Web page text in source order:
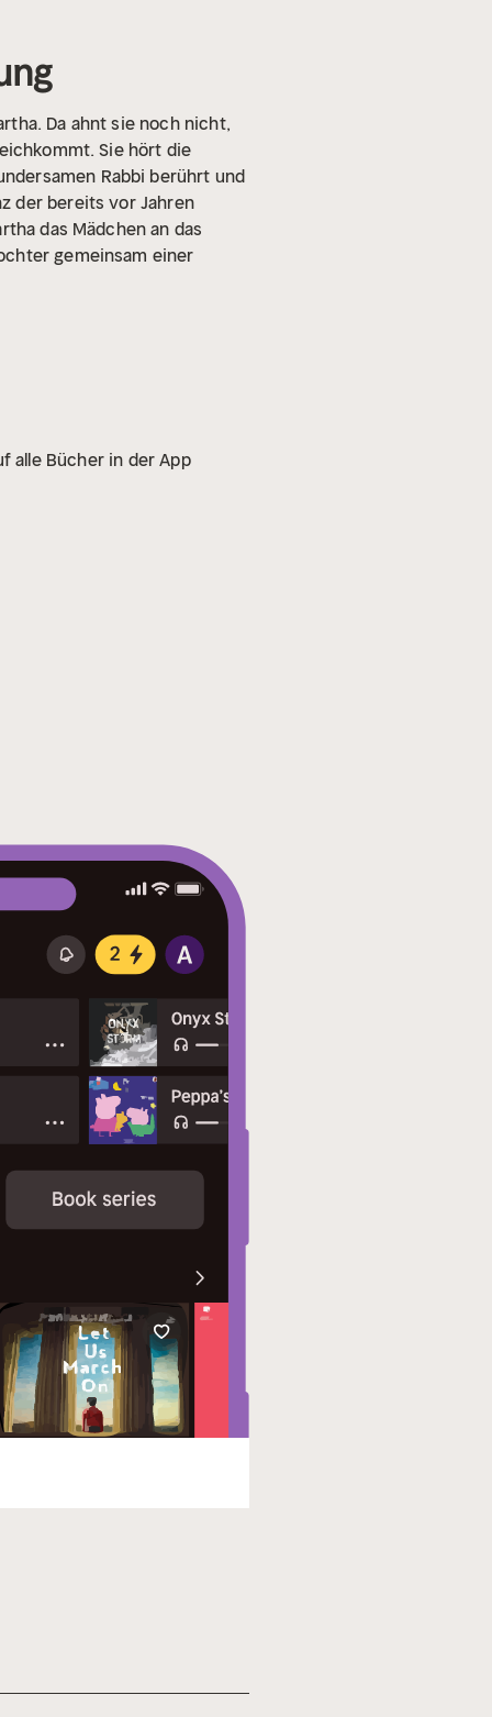
Da ahnt sie noch nicht,
Sie hört die
Rabbi berührt und
der bereits vor Jahren
das Mädchen an das
gemeinsam einer
alle Bücher in der App